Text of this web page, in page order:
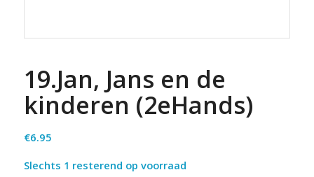
19.Jan, Jans en de
kinderen (2eHands)
€6.95
Slechts 1 resterend op voorraad